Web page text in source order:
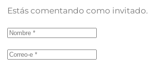
Estás comentando como invitado.